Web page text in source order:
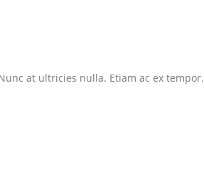
at ultricies nulla. Etiam ac ex tempor.